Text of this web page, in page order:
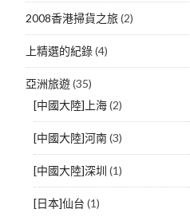
2008香港掃貨之旅(2)
上精選的紀錄(4)
亞洲旅遊(35)
[中國大陸]上海(2)
[中國大陸]河南(3)
[中國大陸]深圳 (1)
[日本]仙台 (1)